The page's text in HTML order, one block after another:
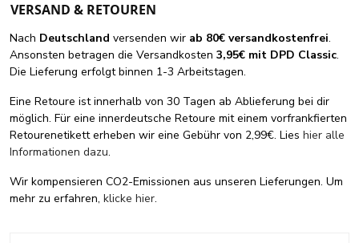
VERSAND & RETOUREN
Nach Deutschland versenden wir ab 80€ versandkostenfrei.
Ansonsten betragen die Versandkosten 3,95€ mit DPD Classic.
Die Lieferung erfolgt binnen 1-3 Arbeitstagen.
Eine Retoure ist innerhalb von 30 Tagen ab Ablieferung bei dir
möglich. Für eine innerdeutsche Retoure mit einem vorfrankfierten
Retourenetikett erheben wir eine Gebühr von 2,99€. Lies hier alle
Informationen dazu.
Wir kompensieren CO2-Emissionen aus unseren Lieferungen. Um
mehr zu erfahren, klicke hier.